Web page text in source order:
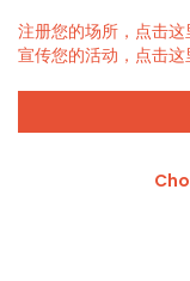
注册您的场所，点击这
宣传您的活动，点击这